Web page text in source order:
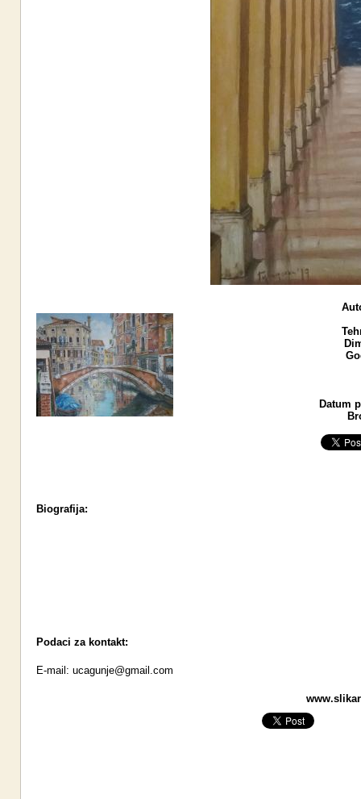
Datum
Biografija:
Podaci za kontakt:
E-mail: ucagunje@gmail.com